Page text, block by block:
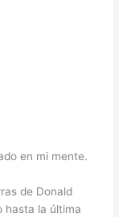
en mi mente.
de Donald
hasta la última